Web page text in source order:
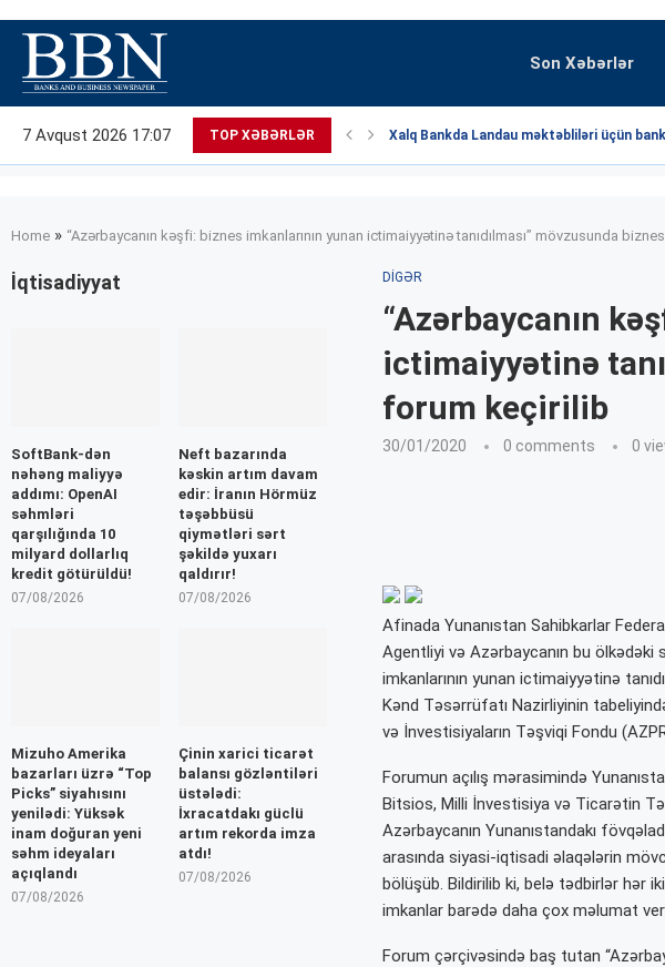
Son Xəbərlər
7 Avqust 2026 17:07 TOP XƏBƏRLƏR Xalq Bankda Landau məktəbliləri üçün
Home » “Azərbaycanın kəşfi: biznes imkanlarının yunan ictimaiyyətinə tanıdılması” mövzusunda
DIGƏR
“Azərbaycanın
ictimaiyyətinə
forum keçirilib
30/01/2020 0 comments 0
Afinada Yunanıstan Sahibkarlar
Agentliyi və Azərbaycanın bu ölkədəki
imkanlarının yunan ictimaiyyətinə
Kənd Təsərrüfatı Nazirliyinin
və İnvestisiyaların Təşviqi Fondu
Forumun açılış mərasimində
Bitsios, Milli İnvestisiya və Ticarətin
Azərbaycanın Yunanıstandakı
arasında siyasi-iqtisadi əlaqələrin
bölüşüb. Bildirilib ki, belə tədbirlər hər
imkanlar barədə daha çox məlumat
Forum çərçivəsində baş tutan
İqtisadiyyat
SoftBank-dən
nəhəng maliyyə
addımı: OpenAI
səhmləri
qarşılığında 10
milyard dollarlıq
kredit götürüldü!
07/08/2026
Neft bazarında
kəskin artım davam
edir: İranın Hörmüz
təşəbbüsü
qiymətləri sərt
şəkildə yuxarı
qaldırır!
07/08/2026
Mizuho Amerika
bazarları üzrə “Top
Picks” siyahısını
yenilədi: Yüksək
inam doğuran yeni
səhm ideyaları
açıqlandı
07/08/2026
Çinin xarici ticarət
balansı gözləntiləri
üstələdi:
İxracatdakı güclü
artım rekorda imza
atdı!
07/08/2026